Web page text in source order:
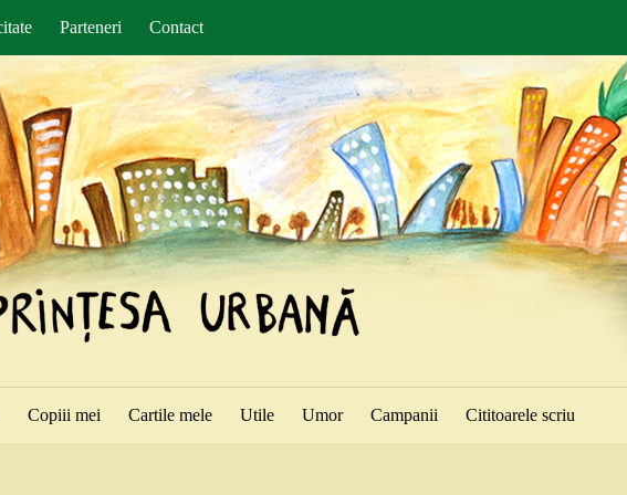
Parteneri Contact
Copiii mei Cartile mele Utile Umor Campanii Cititoarele scriu